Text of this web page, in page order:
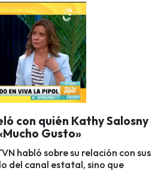
con quién Kathy Salosny
Gusto»
habló sobre su relación con sus
del canal estatal, sino que